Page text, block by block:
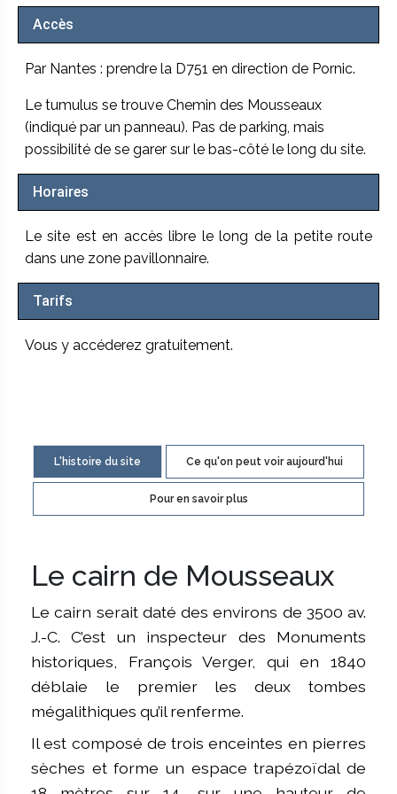
Accès
Par Nantes : prendre la D751 en direction de Pornic.
Le tumulus se trouve Chemin des Mousseaux
(indiqué par un panneau). Pas de parking, mais
possibilité de se garer sur le bas-côté le long du site.
Horaires
Le site est en accès libre le long de la petite route
dans une zone pavillonnaire.
Tarifs
Vous y accéderez gratuitement.
L'histoire du site Ce qu'on peut voir aujourd'hui
Pour en savoir plus
Le cairn de Mousseaux
Le cairn serait daté des environs de 3500 av.
J.-C. C’est un inspecteur des Monuments
historiques, François Verger, qui en 1840
déblaie le premier les deux tombes
mégalithiques qu’il renferme.
Il est composé de trois enceintes en pierres
sèches et forme un espace trapézoïdal de